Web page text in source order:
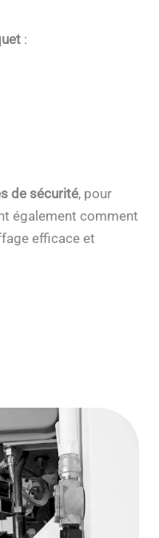
:
de sécurité, pour
également comment
efficace et